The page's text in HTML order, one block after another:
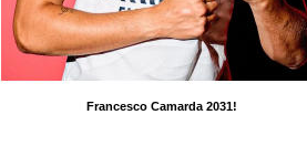
Francesco Camarda 2031!